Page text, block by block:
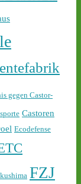
ticker/
1
gegen Castor-
Castoren
Ecodefense
FZJ